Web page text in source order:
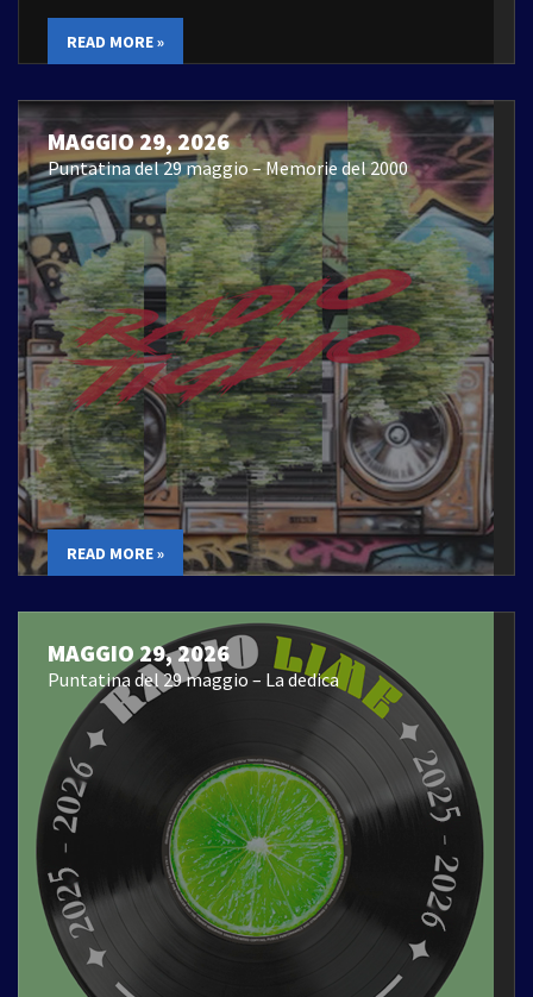
READ MORE »
MAGGIO 29, 2026
Puntatina del 29 maggio – Memorie del 2000
READ MORE »
MAGGIO 29, 2026
Puntatina del 29 maggio – La dedica